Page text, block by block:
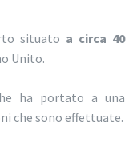
situato a circa 40
Unito.
ha portato a una
che sono effettuate.